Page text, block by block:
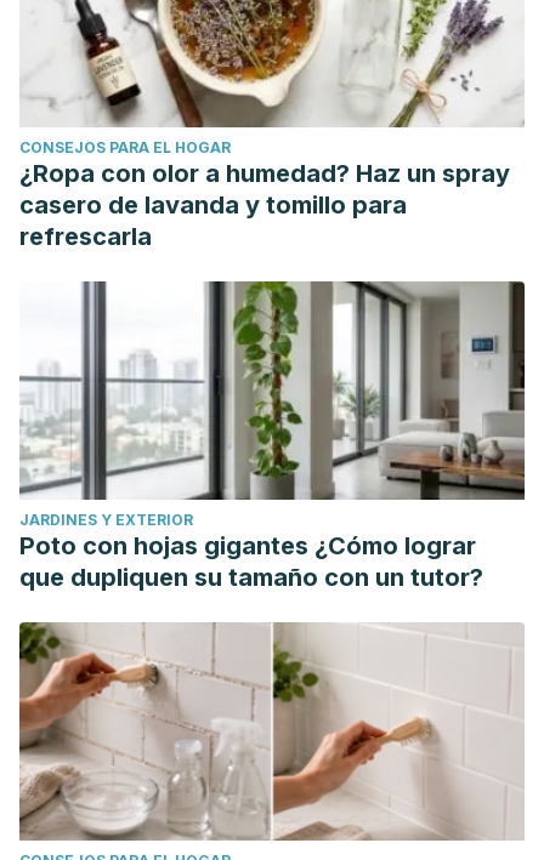
Peptides and Low Mass Proteins: Molecular Tools and
Therapeutic Agents. Current Medicinal Chemistry,24(30).
https://doi.org/10.2174/0929867323666161028155611
Belgrano, V., Caielli, A., Canini, E., Grosso, E., Pavacci, V.,
Porzio, C., Raposio, E., Rossello, C, Santi, P. (2009)
Evaluation of Effectiveness of viper serum for topical use
as faciual ainti-aging
. Capsula Eburnea, 2009 ISSN: 1970-
Desintegrinas en Veneno de
Serpientes: un nuevo enfoque en el tratamiento de las
enfermedades Cardiovasculares, Cáncer, Diabetes
Revista de La Facultad de Medicina, 27(1), 10–14.
https://ve.scielo.org/scielo.php?
script=sci_arttext&pid=S0798-04692004000100002
Silke Schagen. (2017).Topical Peptide Treatments with
Effective Anti-Aging Results
https://doi.org/10.3390/cosmetics4020016
Venom: From Deadly Toxins to Life-saving Therapeutics.
Current Medicinal Chemistry, 24(17), 1874–1891.
https://www.eurekaselect.com/article/8387
CONSEJOS PARA EL HOGAR
¿Ropa con olor a humedad? Haz un spray
casero de lavanda y tomillo para
refrescarla
JARDINES Y EXTERIOR
Poto con hojas gigantes ¿Cómo lograr
que dupliquen su tamaño con un tutor?